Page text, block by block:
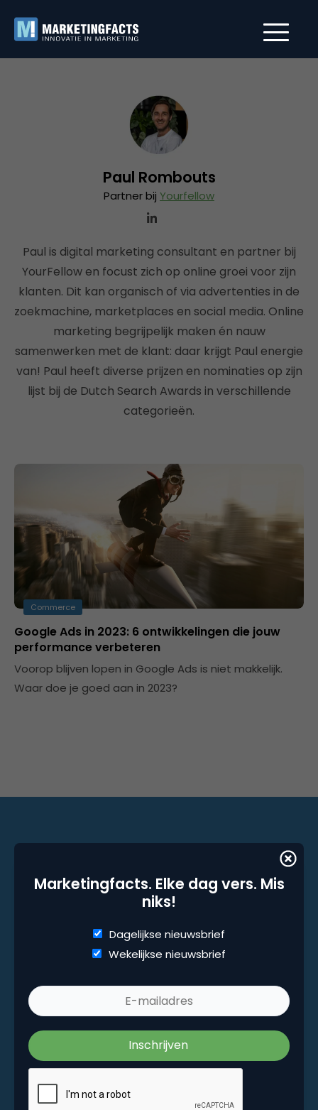
Paul Rombouts
Partner bij Yourfellow
Paul is digital marketing consultant en partner bij
YourFellow en focust zich op online groei voor zijn
klanten. Dit kan organisch of via advertenties in de
zoekmachine, marketplaces en social media. Online
marketing begrijpelijk maken én nauw
samenwerken met de klant: daar krijgt Paul energie
van! Paul heeft diverse prijzen en nominaties op zijn
lijst bij de Dutch Search Awards in verschillende
categorieën.
Commerce
Google Ads in 2023: 6 ontwikkelingen die jouw
performance verbeteren
Voorop blijven lopen in Google Ads is niet makkelijk.
Waar doe je goed aan in 2023?
Marketingfacts. Elke dag vers. Mis
niks!
Dagelijkse nieuwsbrief
Wekelijkse nieuwsbrief
Marketingfacts. Elke dag vers. Mis niks!
Dagelijkse nieuwsbrief